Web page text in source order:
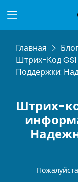
Главная
Блог
Штрих-Код
Поддержки:
Штрих-
Пожалуйста